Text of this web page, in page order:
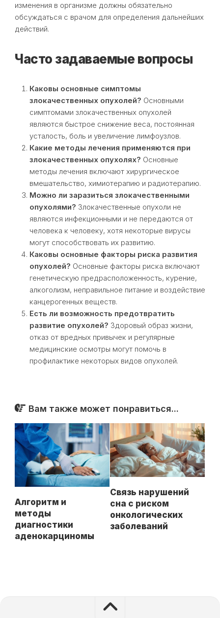
изменения в организме должны обязательно
обсуждаться с врачом для определения дальнейших
действий.
Часто задаваемые вопросы
Каковы основные симптомы
злокачественных опухолей? Основными
симптомами злокачественных опухолей
являются быстрое снижение веса, постоянная
усталость, боль и увеличение лимфоузлов.
Какие методы лечения применяются при
злокачественных опухолях? Основные
методы лечения включают хирургическое
вмешательство, химиотерапию и радиотерапию.
Можно ли заразиться злокачественными
опухолями? Злокачественные опухоли не
являются инфекционными и не передаются от
человека к человеку, хотя некоторые вирусы
могут способствовать их развитию.
Каковы основные факторы риска развития
опухолей? Основные факторы риска включают
генетическую предрасположенность, курение,
алкоголизм, неправильное питание и воздействие
канцерогенных веществ.
Есть ли возможность предотвратить
развитие опухолей? Здоровый образ жизни,
отказ от вредных привычек и регулярные
медицинские осмотры могут помочь в
профилактике некоторых видов опухолей.
Вам также может понравиться...
Алгоритм и
методы
диагностики
аденокарциномы
Связь нарушений
сна с риском
онкологических
заболеваний